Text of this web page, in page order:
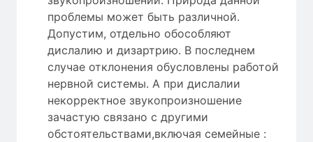
проблемы может быть различной.
Допустим, отдельно обособляют
дислалию и дизартрию. В последнем
случае отклонения обусловлены работой
нервной системы. А при дислалии
некорректное звукопроизношение
зачастую связано с другими
обстоятельствами,включая семейные :